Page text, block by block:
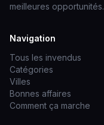
meilleures opportunités.
Navigation
Tous les invendus
Catégories
Villes
Bonnes affaires
Comment ça marche